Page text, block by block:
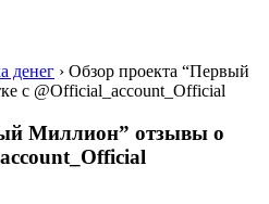
денег › Обзор проекта “Первый
с @Official_account_Official
Миллион” отзывы о